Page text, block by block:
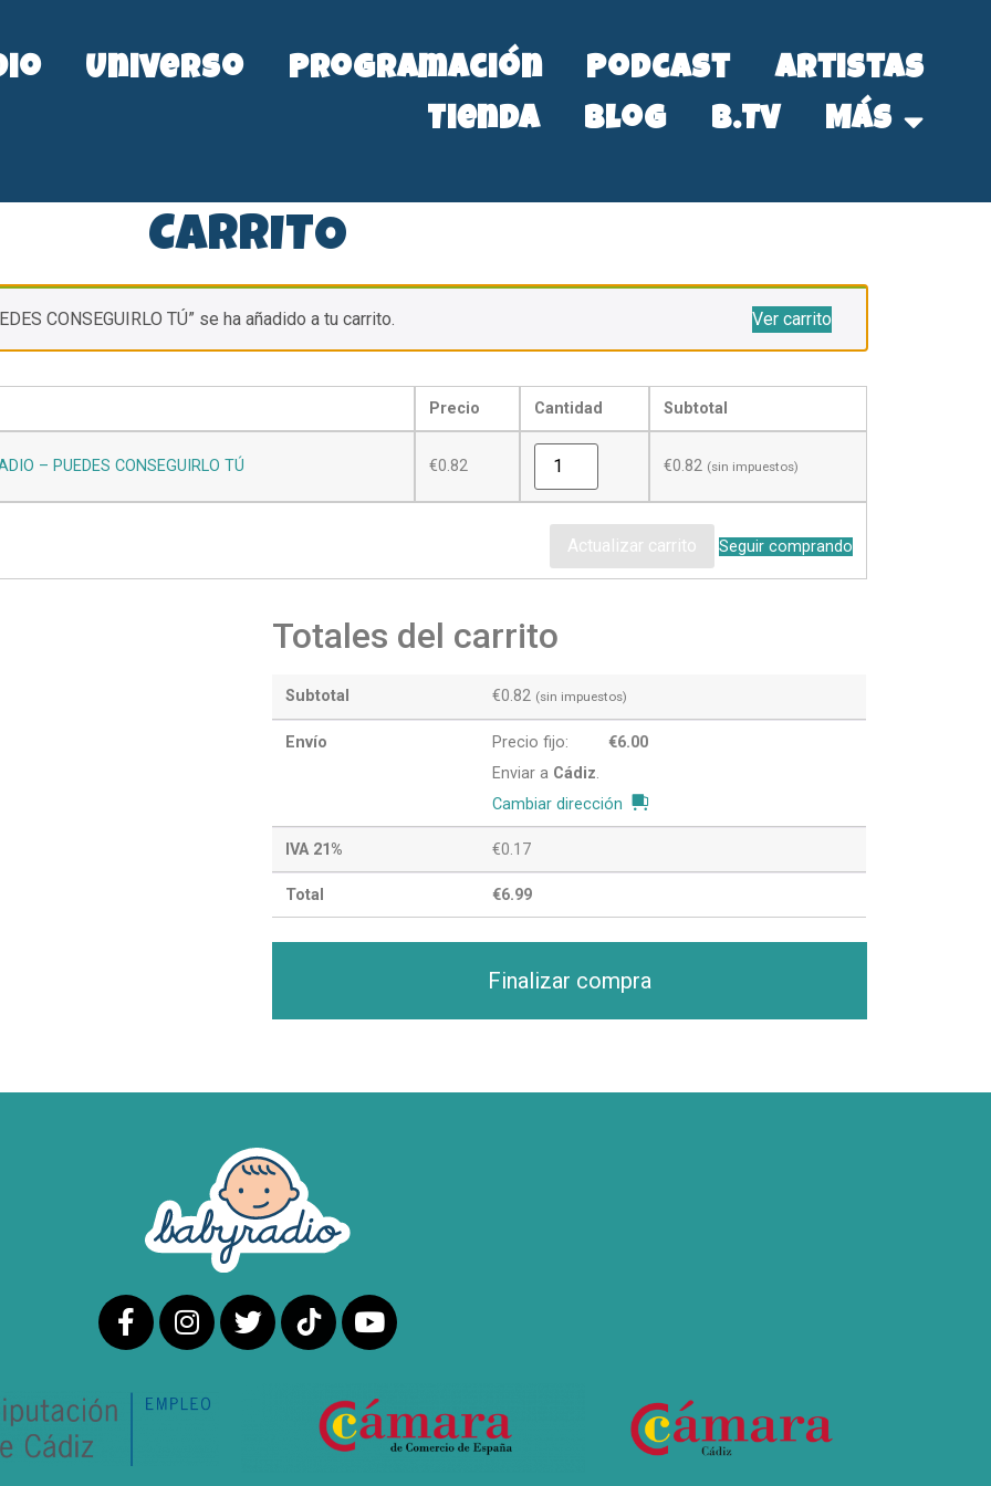
Universo Programación Podcast
Artistas
Tienda
Blog B.Tv Más
CARRITO
CONSEGUIRLO TÚ” se ha añadido a tu carrito. Ver carrito
Precio Cantidad Subtotal
– PUEDES CONSEGUIRLO TÚ €0.82 €0.82 (sin impuestos)
Actualizar carrito Seguir comprando
Totales del carrito
Subtotal €0.82 (sin impuestos)
Envío Precio fijo: €6.00
Enviar a Cádiz.
Cambiar dirección
IVA 21% €0.17
Total €6.99
Finalizar compra